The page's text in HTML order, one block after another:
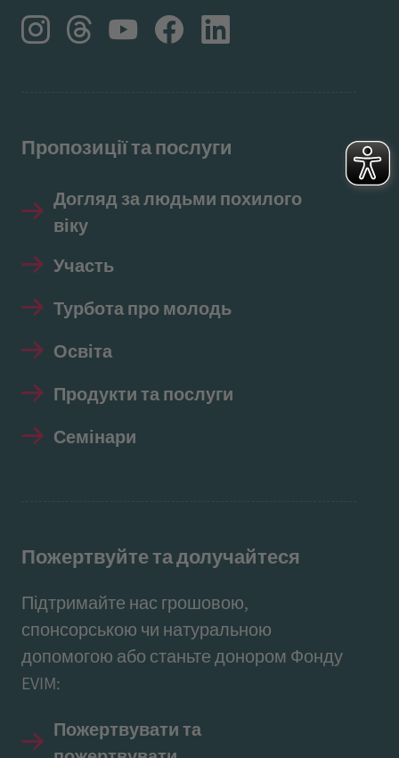
Пропозиції та послуги
Догляд за людьми похилого
віку
Участь
Турбота про молодь
Освіта
Продукти та послуги
Семінари
Пожертвуйте та долучайтеся
Підтримайте нас грошовою,
спонсорською чи натуральною
допомогою або станьте донором Фонду
EVIM:
Пожертвувати та